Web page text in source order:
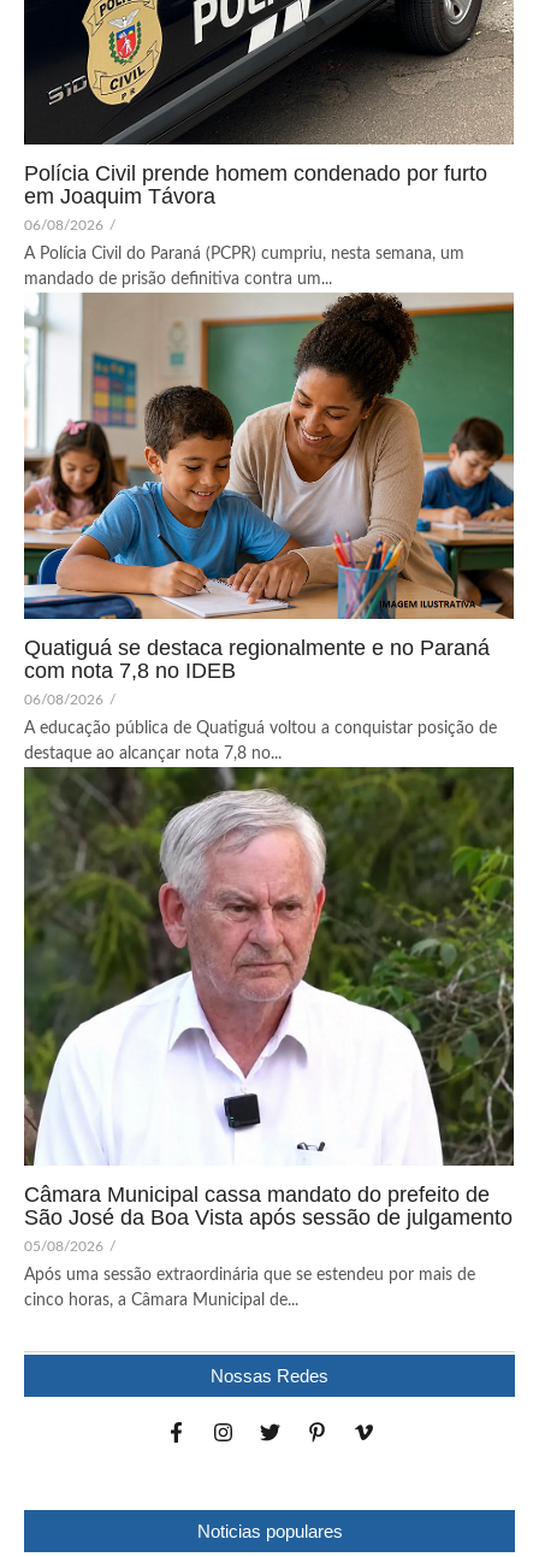
Polícia Civil prende homem condenado por furto
em Joaquim Távora
06/08/2026 /
A Polícia Civil do Paraná (PCPR) cumpriu, nesta semana, um
mandado de prisão definitiva contra um...
Quatiguá se destaca regionalmente e no Paraná
com nota 7,8 no IDEB
06/08/2026 /
A educação pública de Quatiguá voltou a conquistar posição de
destaque ao alcançar nota 7,8 no...
Câmara Municipal cassa mandato do prefeito de
São José da Boa Vista após sessão de julgamento
05/08/2026 /
Após uma sessão extraordinária que se estendeu por mais de
cinco horas, a Câmara Municipal de...
Nossas Redes
Noticias populares